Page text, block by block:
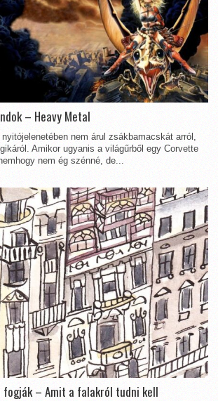
– Heavy Metal
nem árul zsákbamacskát arról,
Amikor ugyanis a világűrből egy Corvette
nem ég szénné, de...
fogják – Amit a falakról tudni kell